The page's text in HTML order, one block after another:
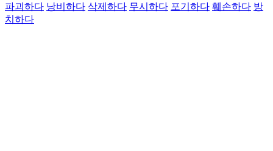
파괴하다 낭비하다 삭제하다 무시하다 포기하다 훼손하다 방
치하다